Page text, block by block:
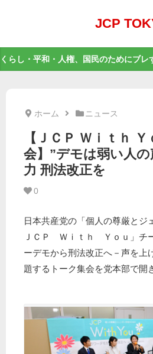
JCP
くらし・平和・人権、国民のためにブ
ホーム ニュース
【ＪＣＰ Ｗｉｔｈ
会】”デモは弱い人
力 刑法改正を
0
日本共産党の「個人の尊厳とジ
ＪＣＰ Ｗｉｔｈ Ｙｏｕ」チ
ーデモから刑法改正へ－声を上
題するトーク集会を党本部で開